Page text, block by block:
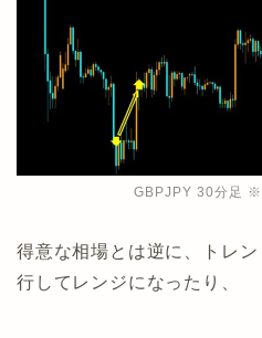
GBPJPY 30分足 ※
得意な相場とは逆に、トレ
行してレンジになったり、